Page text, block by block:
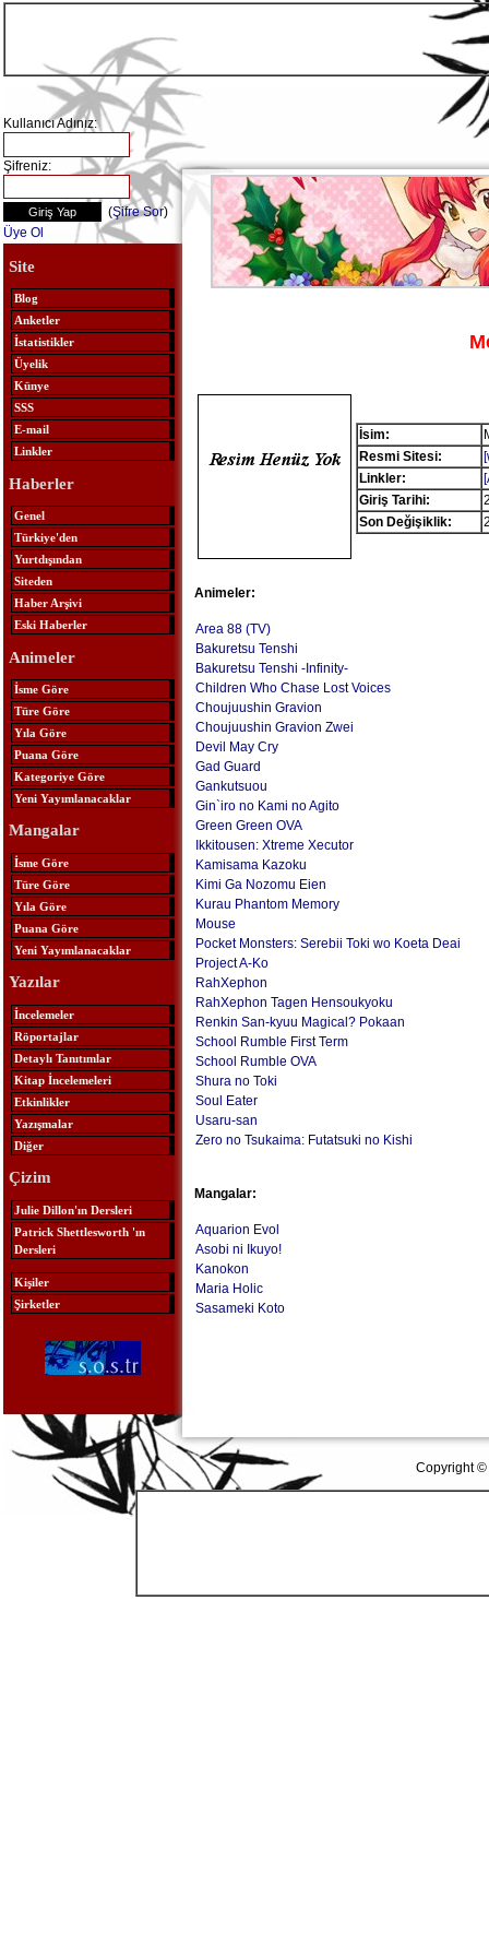
Kullanıcı Adınız:
Şifreniz:
(Şifre Sor)
Üye Ol
Site
Blog
Anketler
İstatistikler
Üyelik
Künye
SSS
E-mail
Linkler
Haberler
Genel
Türkiye'den
Yurtdışından
Siteden
Haber Arşivi
Eski Haberler
Animeler
İsme Göre
Türe Göre
Yıla Göre
Puana Göre
Kategoriye Göre
Yeni Yayımlanacaklar
Mangalar
İsme Göre
Türe Göre
Yıla Göre
Puana Göre
Yeni Yayımlanacaklar
Yazılar
İncelemeler
Röportajlar
Detaylı Tanıtımlar
Kitap İncelemeleri
Etkinlikler
Yazışmalar
Diğer
Çizim
Julie Dillon'ın Dersleri
Patrick Shettlesworth 'ın
Dersleri
Kişiler
Şirketler
İsim:
Resmi Sitesi:
Linkler:
Giriş Tarihi:
Son Değişiklik:
Animeler:
Area 88 (TV)
Bakuretsu Tenshi
Bakuretsu Tenshi -Infinity-
Children Who Chase Lost Voices
Choujuushin Gravion
Choujuushin Gravion Zwei
Devil May Cry
Gad Guard
Gankutsuou
Gin`iro no Kami no Agito
Green Green OVA
Ikkitousen: Xtreme Xecutor
Kamisama Kazoku
Kimi Ga Nozomu Eien
Kurau Phantom Memory
Mouse
Pocket Monsters: Serebii Toki wo Koeta Deai
Project A-Ko
RahXephon
RahXephon Tagen Hensoukyoku
Renkin San-kyuu Magical? Pokaan
School Rumble First Term
School Rumble OVA
Shura no Toki
Soul Eater
Usaru-san
Zero no Tsukaima: Futatsuki no Kishi
Mangalar:
Aquarion Evol
Asobi ni Ikuyo!
Kanokon
Maria Holic
Sasameki Koto
Copyright ©